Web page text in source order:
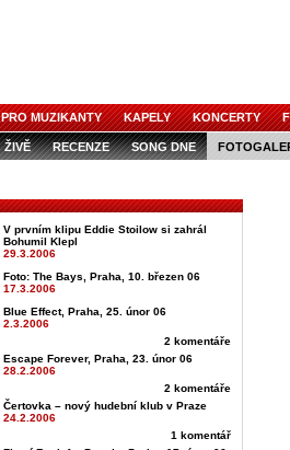
PRO MUZIKANTY KAPELY KONCERTY
ŽIVĚ RECENZE SONG DNE
V prvním klipu Eddie Stoilow si zahrál
Bohumil Klepl
29.3.2006
Foto: The Bays, Praha, 10. březen 06
17.3.2006
Blue Effect, Praha, 25. únor 06
2.3.2006
2 komentáře
Escape Forever, Praha, 23. únor 06
28.2.2006
2 komentáře
Čertovka – nový hudební klub v Praze
24.2.2006
1 komentář